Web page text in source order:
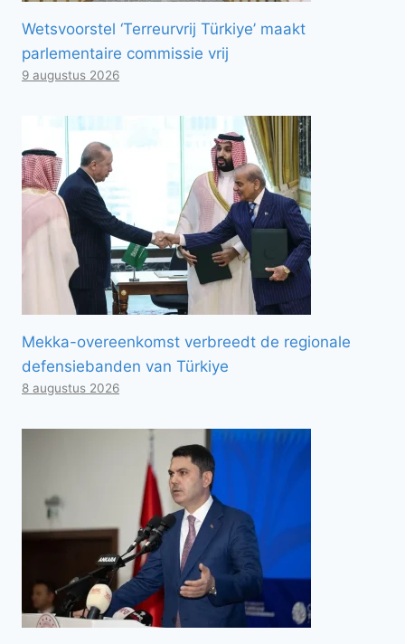
Wetsvoorstel ‘Terreurvrij Türkiye’ maakt
parlementaire commissie vrij
9 augustus 2026
Mekka-overeenkomst verbreedt de regionale
defensiebanden van Türkiye
8 augustus 2026